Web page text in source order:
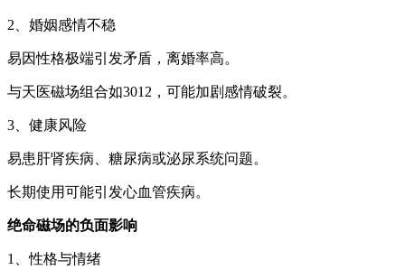
2、婚姻感情不稳
易因性格极端引发矛盾，离婚率高。
与天医磁场组合如3012，可能加剧感情破裂。
3、健康风险
易患肝肾疾病、糖尿病或泌尿系统问题。
长期使用可能引发心血管疾病。
绝命磁场的负面影响
1、性格与情绪